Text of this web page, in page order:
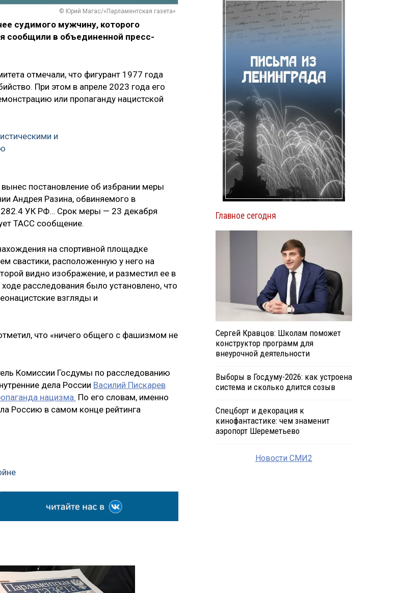
© Юрий Магас/«Парламентская газета»
судимого мужчину, которого
сообщили в объединенной пресс-
отмечали, что фигурант 1977 года
При этом в апреле 2023 года его
или пропаганду нацистской
и
постановление об избрании меры
Андрея Разина, обвиняемого в
282.4 УК РФ… Срок меры — 23 декабря
ТАСС сообщение.
на спортивной площадке
свастики, расположенную у него на
видно изображение, и разместил ее в
расследования было установлено, что
взгляды и
что «ничего общего с фашизмом не
Комиссии Госдумы по расследованию
дела России Василий Пискарев
нацизма. По его словам, именно
Россию в самом конце рейтинга
Главное сегодня
Сергей Кравцов: Школам поможет
конструктор программ для
внеурочной деятельности
Выборы в Госдуму-2026: как устроена
система и сколько длится созыв
Спецборт и декорация к
кинофантастике: чем знаменит
аэропорт Шереметьево
Новости СМИ2